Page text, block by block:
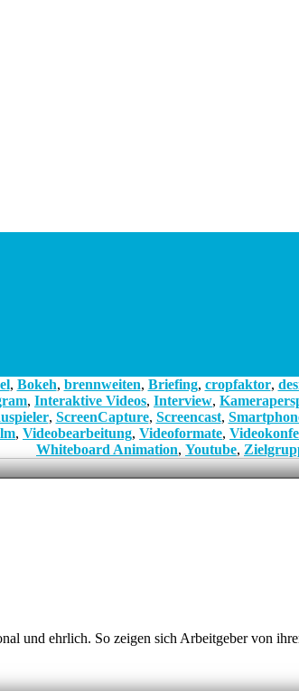
, Bokeh, brennweiten, Briefing, cropfaktor,
, Interaktive Videos, Interview,
, ScreenCapture, Screencast,
, Videobearbeitung, Videoformate,
Whiteboard Animation, Youtube,
und ehrlich. So zeigen sich Arbeitgeber von